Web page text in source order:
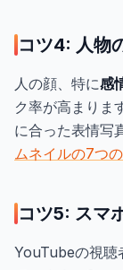
コツ4: 人物
人の顔、特に感
ク率が高まりま
に合った表情写
ムネイルの7つ
コツ5: スマ
YouTubeの視聴